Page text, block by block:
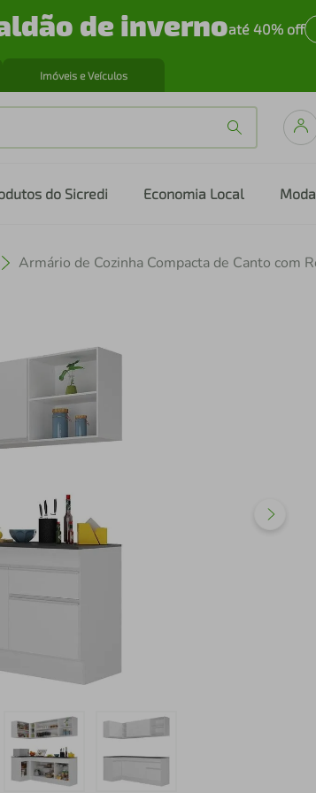
de invernoaté 40% off
Imóveis e Veículos
do Sicredi Economia Local Moda